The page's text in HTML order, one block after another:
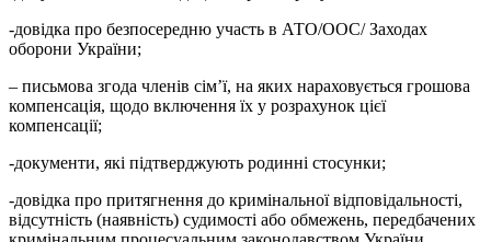
-довідка про безпосередню участь в АТО/ООС/ Заходах
оборони України;
– письмова згода членів сім’ї, на яких нараховується грошова
компенсація, щодо включення їх у розрахунок цієї
компенсації;
-документи, які підтверджують родинні стосунки;
-довідка про притягнення до кримінальної відповідальності,
відсутність (наявність) судимості або обмежень, передбачених